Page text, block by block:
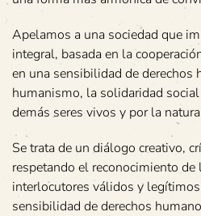
Apelamos a una sociedad que
integral, basada en la
en una sensibilidad de derechos
humanismo, la solidaridad
demás seres vivos y por la
Se trata de un diálogo creativo,
respetando el reconocimiento
interlocutores válidos y
sensibilidad de derechos